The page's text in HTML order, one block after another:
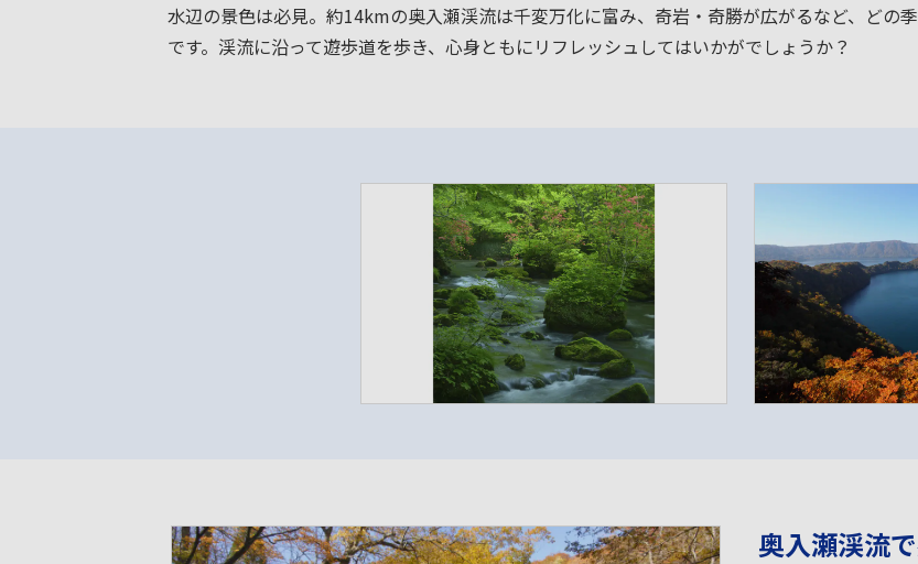
水辺の景色は必見。約14kmの奥入瀬渓流は千変万化に富み、奇岩・奇勝が広がるなど、どの
です。渓流に沿って遊歩道を歩き、心身ともにリフレッシュしてはいかがでしょうか？
奥入瀬渓流